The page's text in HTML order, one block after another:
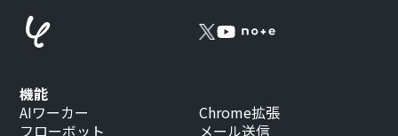
機能
AIワーカー
フローボット
Chrome拡張
メール送信